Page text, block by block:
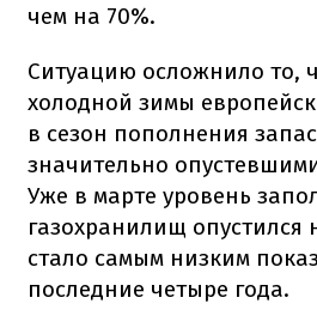
чем на 70%.
Ситуацию осложнило то,
холодной зимы
в сезон пополнения
значительно
Уже в марте уровень
газохранилищ опустился
стало самым низким
последние четыре года.